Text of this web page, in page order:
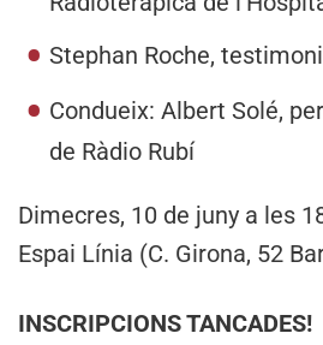
Stephan Roche, testimoni
Condueix: Albert Solé,
de Ràdio Rubí
Dimecres, 10 de juny a les
Espai Línia (C. Girona, 52
INSCRIPCIONS TANCADES!